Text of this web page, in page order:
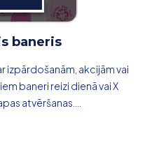
baneris
izpārdošanām, akcijām vai
baneri reizi dienā vai X
atvēršanas....